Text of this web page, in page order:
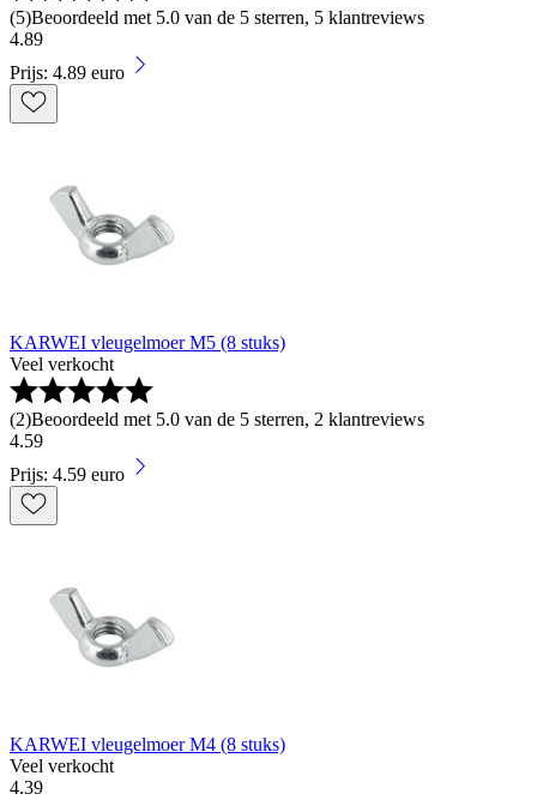
(5)Beoordeeld met 5.0 van de 5 sterren, 5 klantreviews
4.89
Prijs: 4.89 euro
KARWEI vleugelmoer M5 (8 stuks)
Veel verkocht
(2)Beoordeeld met 5.0 van de 5 sterren, 2 klantreviews
4.59
Prijs: 4.59 euro
KARWEI vleugelmoer M4 (8 stuks)
Veel verkocht
4.39